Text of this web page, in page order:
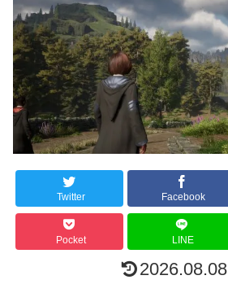
Twitter Facebook
Pocket LINE
2026.08.08